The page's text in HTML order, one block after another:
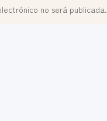
no será publicada.